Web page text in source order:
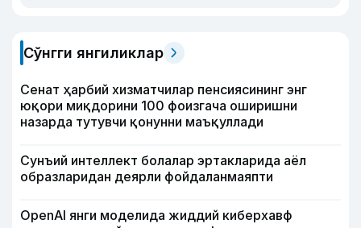
Сўнгги янгиликлар
Сенат ҳарбий хизматчилар пенсиясининг энг
юқори миқдорини 100 фоизгача оширишни
назарда тутувчи қонунни маъқуллади
Сунъий интеллект болалар эртакларида аёл
образларидан деярли фойдаланмаяпти
OpenAI янги моделида жиддий киберхавф